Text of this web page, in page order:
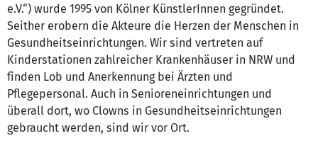
e.V.“) wurde 1995 von Kölner KünstlerInnen gegründet.
Seither erobern die Akteure die Herzen der Menschen in
Gesundheitseinrichtungen. Wir sind vertreten auf
Kinderstationen zahlreicher Krankenhäuser in NRW und
finden Lob und Anerkennung bei Ärzten und
Pflegepersonal. Auch in Senioreneinrichtungen und
überall dort, wo Clowns in Gesundheitseinrichtungen
gebraucht werden, sind wir vor Ort.